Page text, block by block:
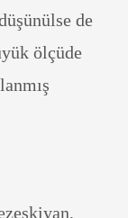
de
ölçüde